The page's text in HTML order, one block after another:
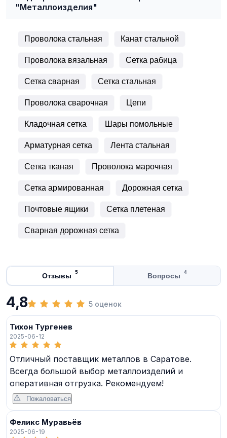
"Металлоизделия"
Проволока стальная Канат стальной
Проволока вязальная Сетка рабица
Сетка сварная Сетка стальная
Проволока сварочная Цепи
Кладочная сетка Шары помольные
Арматурная сетка Лента стальная
Сетка тканая Проволока марочная
Сетка армированная Дорожная сетка
Почтовые ящики Сетка плетеная
Сварная дорожная сетка
Отзывы 5 Вопросы 4
4,8 5 оценок
Тихон Тургенев
2025-06-12
Отличный поставщик металлов в Саратове.
Всегда большой выбор металлоизделий и
оперативная отгрузка. Рекомендуем!
Пожаловаться
Феликс Муравьёв
2025-06-19